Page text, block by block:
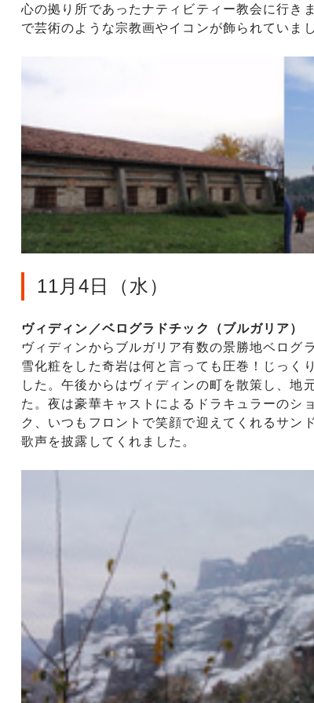
心の拠り所であったナティビティー教会に行き
で芸術のような宗教画やイコンが飾られていまし
11月4日（水）
ヴィディン／ベログラドチック（ブルガリア）
ヴィディンからブルガリア有数の景勝地ベログ
雪化粧をした奇岩は何と言っても圧巻！じっく
した。午後からはヴィディンの町を散策し、地
た。夜は豪華キャストによるドラキュラーのシ
ク、いつもフロントで笑顔で迎えてくれるサン
歌声を披露してくれました。